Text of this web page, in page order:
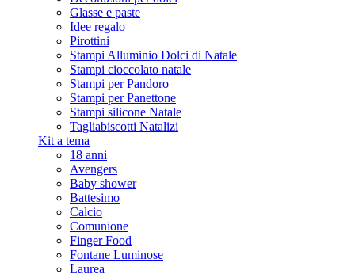
Glasse e paste
Idee regalo
Pirottini
Stampi Alluminio Dolci di Natale
Stampi cioccolato natale
Stampi per Pandoro
Stampi per Panettone
Stampi silicone Natale
Tagliabiscotti Natalizi
Kit a tema
18 anni
Avengers
Baby shower
Battesimo
Calcio
Comunione
Finger Food
Fontane Luminose
Laurea